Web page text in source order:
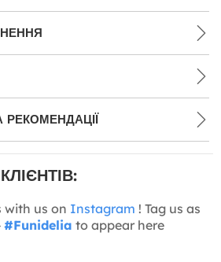
with us on Instagram ! Tag us as
#Funidelia to appear here